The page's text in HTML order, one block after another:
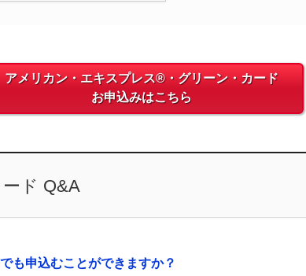
アメリカン・エキスプレス®・グリーン・カード
お申込みはこちら
ド Q&A
も申込むことができますか？